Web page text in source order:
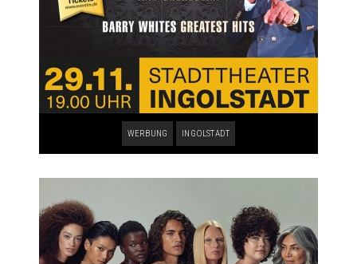
WERBUNG INGOLSTADT